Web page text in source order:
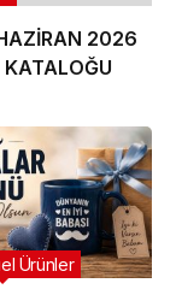
2026
KATALOĞU
Ürünler